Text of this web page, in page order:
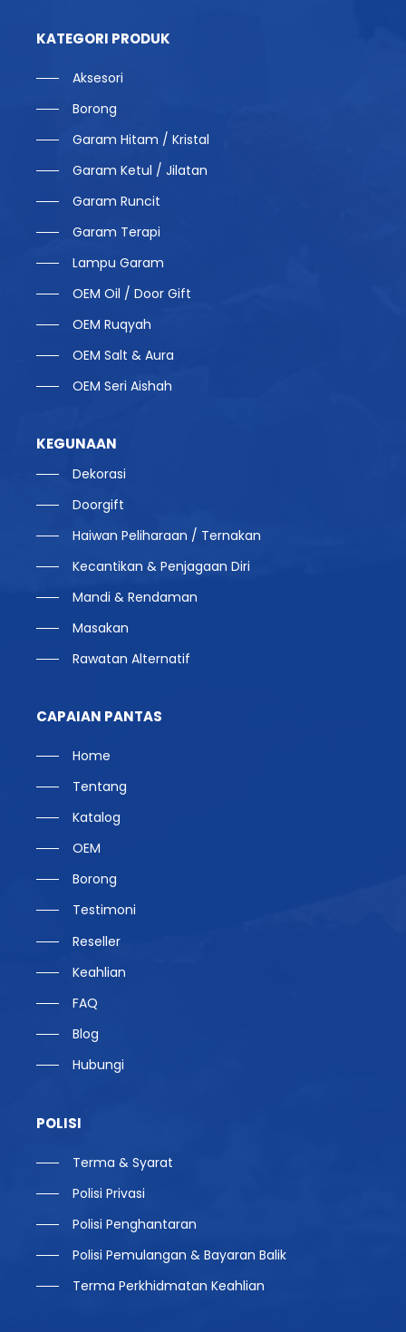
KATEGORI PRODUK
Aksesori
Borong
Garam Hitam / Kristal
Garam Ketul / Jilatan
Garam Runcit
Garam Terapi
Lampu Garam
OEM Oil / Door Gift
OEM Ruqyah
OEM Salt & Aura
OEM Seri Aishah
KEGUNAAN
Dekorasi
Doorgift
Haiwan Peliharaan / Ternakan
Kecantikan & Penjagaan Diri
Mandi & Rendaman
Masakan
Rawatan Alternatif
CAPAIAN PANTAS
Home
Tentang
Katalog
OEM
Borong
Testimoni
Reseller
Keahlian
FAQ
Blog
Hubungi
POLISI
Terma & Syarat
Polisi Privasi
Polisi Penghantaran
Polisi Pemulangan & Bayaran Balik
Terma Perkhidmatan Keahlian